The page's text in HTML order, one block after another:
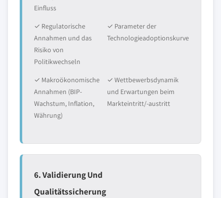
Einfluss
✓ Regulatorische
Annahmen und das
Risiko von
Politikwechseln
✓ Parameter der
Technologieadoptionskurve
✓ Makroökonomische
Annahmen (BIP-
Wachstum, Inflation,
Währung)
✓ Wettbewerbsdynamik
und Erwartungen beim
Markteintritt/-austritt
6. Validierung Und
Qualitätssicherung